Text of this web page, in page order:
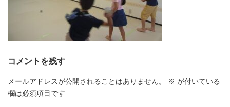
コメントを残す
メールアドレスが公開されることはありません。 ※ が付いている
欄は必須項目です